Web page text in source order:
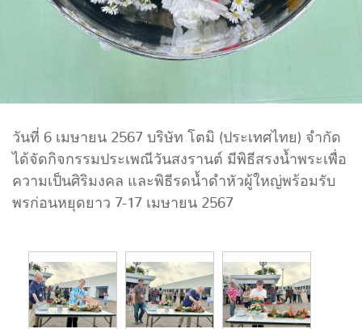
วันที่ 6 เมษายน 2567 บริษัท โตมิ (ประเทศไทย) จำกัด
ได้จัดกิจกรรมประเพณีวันสงรานต์ มีพิธีสรงน้ำพระเพื่อ
ความเป็นศิริมงคล และพิธีรดน้ำดำหัวผู้ใหญ่พร้อมรับ
พรก่อนหยุดยาว 7-17 เมษายน 2567